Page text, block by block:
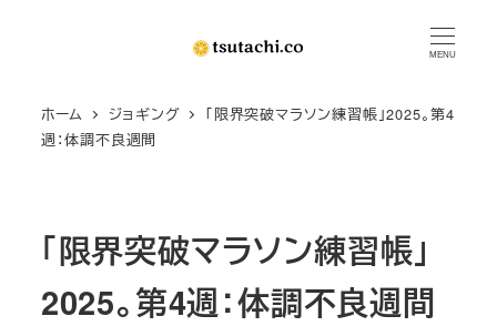
MENU
ホーム ジョギング
「限界突破マラソン練習帳」2025。第4
週：体調不良週間
「限界突破マラソン練習帳」
2025。第4週：体調不良週間